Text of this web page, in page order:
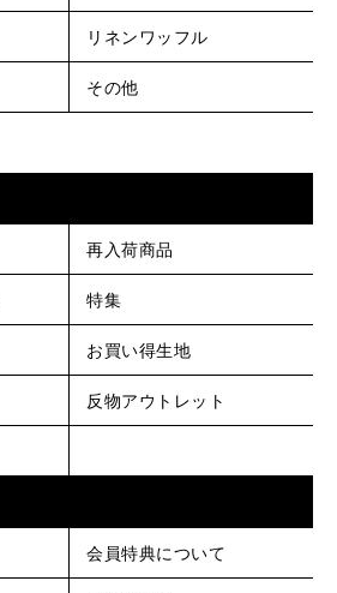
リネンワッフル
その他
再入荷商品
特集
お買い得生地
反物アウトレット
会員特典について